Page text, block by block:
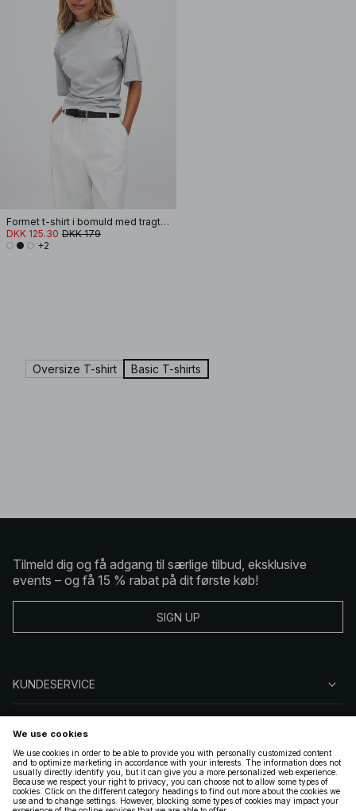
Formet t-shirt i bomuld med tragtformet halsudskæring
DKK 125.30 DKK 179
+2
Oversize T-shirt Basic T-shirts
Tilmeld dig og få adgang til særlige tilbud, eksklusive
events – og få 15 % rabat på dit første køb!
SIGN UP
KUNDESERVICE
FØLG OS
GYLDIGE